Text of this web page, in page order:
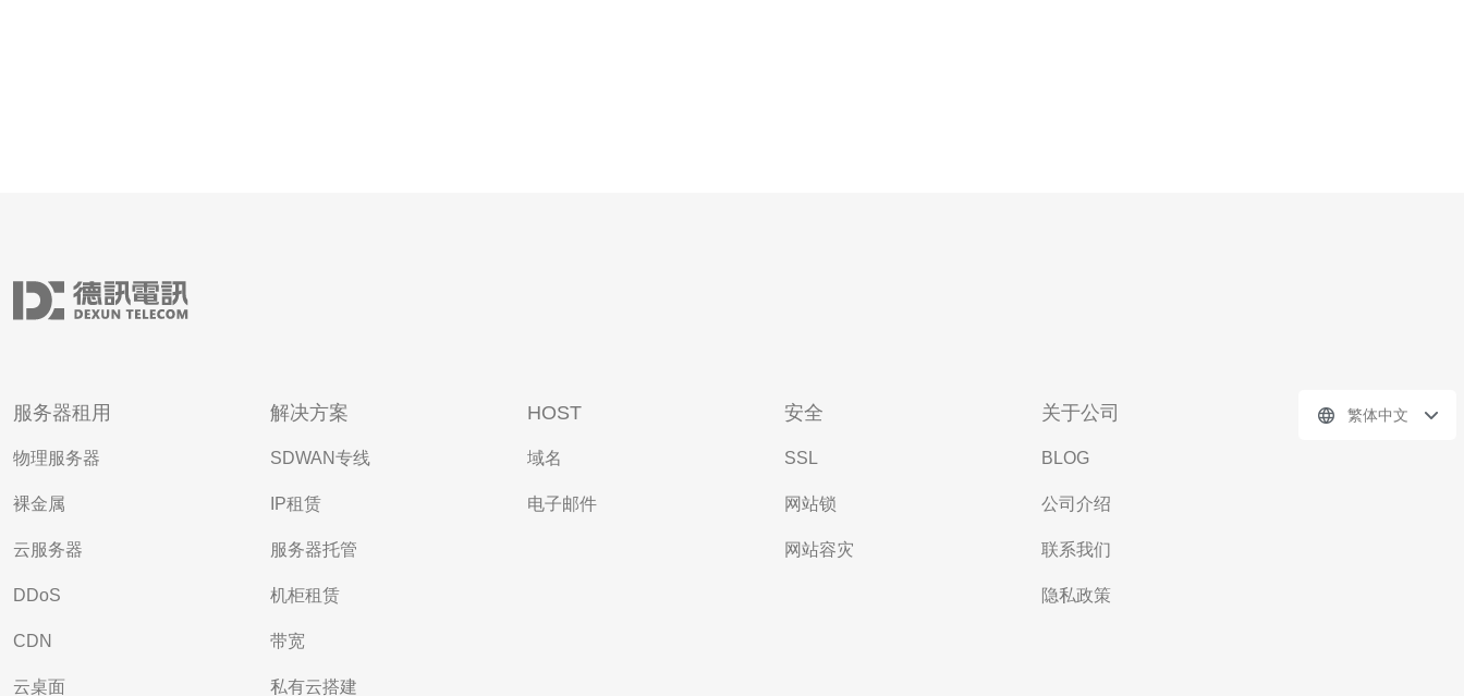
服务器租用
物理服务器
裸金属
云服务器
DDoS
CDN
云桌面
解决方案
SDWAN专线
IP租赁
服务器托管
机柜租赁
带宽
私有云搭建
HOST
域名
电子邮件
安全
SSL
网站锁
网站容灾
关于公司
BLOG
公司介绍
联系我们
隐私政策
繁体中文